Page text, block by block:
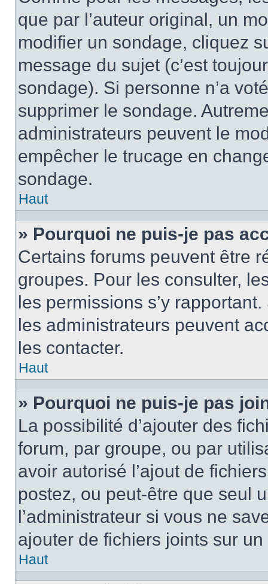
que par l’auteur original, un
modifier un sondage, cliquez
message du sujet (c’est
sondage). Si personne n’a
supprimer le sondage.
administrateurs peuvent le
empêcher le trucage en
sondage.
Haut
» Pourquoi ne puis-je pas
Certains forums peuvent être
groupes. Pour les consulter,
les permissions s’y
les administrateurs peuvent
les contacter.
Haut
» Pourquoi ne puis-je pas
La possibilité d’ajouter des
forum, par groupe, ou par
avoir autorisé l’ajout de
postez, ou peut-être que seul
l’administrateur si vous ne
ajouter de fichiers joints sur un
Haut